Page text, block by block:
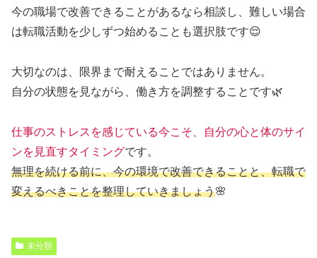
今の職場で改善できることがあるなら相談し、難しい場合
は転職活動を少しずつ始めることも選択肢です😌
大切なのは、限界まで耐えることではありません。
自分の状態を見ながら、働き方を調整することです🌿
仕事のストレスを感じている今こそ、自分の心と体のサイ
ンを見直すタイミングです。
無理を続ける前に、今の環境で改善できることと、転職で
変えるべきことを整理していきましょう🌸
未分類